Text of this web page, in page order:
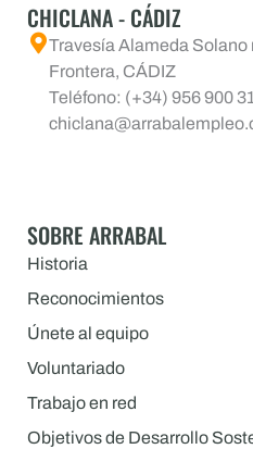
CHICLANA - CÁDIZ
Travesía Alameda Solano
Frontera, CÁDIZ
Teléfono: (+34) 956 900
SOBRE ARRABAL
Historia
Reconocimientos
Únete al equipo
Voluntariado
Trabajo en red
Objetivos de Desarrollo